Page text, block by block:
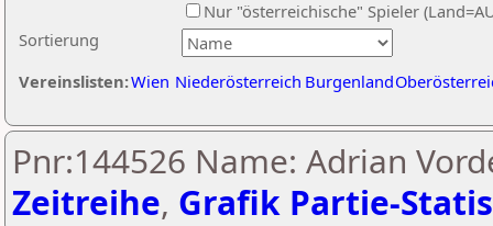
Sortierung
Nur "österreichische" Spieler
Vereinslisten:Wien Niederösterreich Burgenland
Pnr:144526 Name: Adrian
Zeitreihe, Grafik Partie-